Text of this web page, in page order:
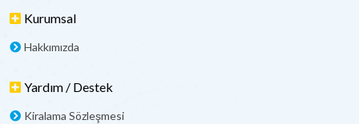
Kurumsal
Hakkımızda
Yardım / Destek
Kiralama Sözleşmesi